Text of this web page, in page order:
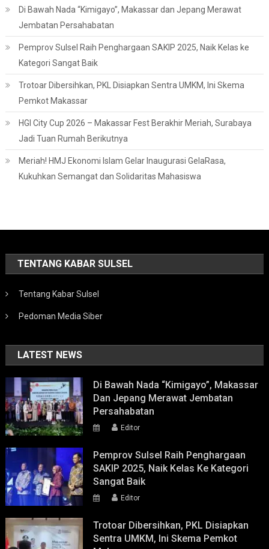
Di Bawah Nada “Kimigayo”, Makassar dan Jepang Merawat
Jembatan Persahabatan
Pemprov Sulsel Raih Penghargaan SAKIP 2025, Naik Kelas ke
Kategori Sangat Baik
Trotoar Dibersihkan, PKL Disiapkan Sentra UMKM, Ini Skema
Pemkot Makassar
HGI City Cup 2026 – Makassar Fest Berakhir Meriah, Surabaya
Jadi Tuan Rumah Berikutnya
Meriah! HMJ Ekonomi Islam Gelar Inaugurasi GelaRasa,
Kukuhkan Semangat dan Solidaritas Mahasiswa
TENTANG KABAR SULSEL
Tentang Kabar Sulsel
Pedoman Media Siber
LATEST NEWS
Di Bawah Nada “Kimigayo”, Makassar
Dan Jepang Merawat Jembatan
Persahabatan
Editor
Pemprov Sulsel Raih Penghargaan
SAKIP 2025, Naik Kelas Ke Kategori
Sangat Baik
Editor
Trotoar Dibersihkan, PKL Disiapkan
Sentra UMKM, Ini Skema Pemkot